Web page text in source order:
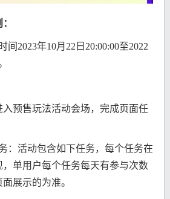
间2023年10月22日20:00:00至2022
预售玩法活动会场，完成页面任
：活动包含如下任务，每个任务在
单用户每个任务每天有参与次数
展示的为准。